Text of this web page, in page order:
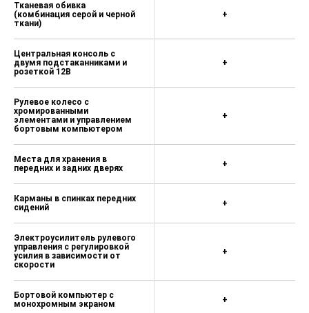
Тканевая обивка
(комбинация серой и черной
ткани)
Центральная консоль с
двумя подстаканниками и
розеткой 12В
Рулевое колесо с
хромированными
элементами и управлением
бортовым компьютером
Места для хранения в
передних и задних дверях
Карманы в спинках передних
сидений
Электроусилитель рулевого
управления с регулировкой
усилия в зависимости от
скорости
Бортовой компьютер с
монохромным экраном
+
+
+
+
+
+
+